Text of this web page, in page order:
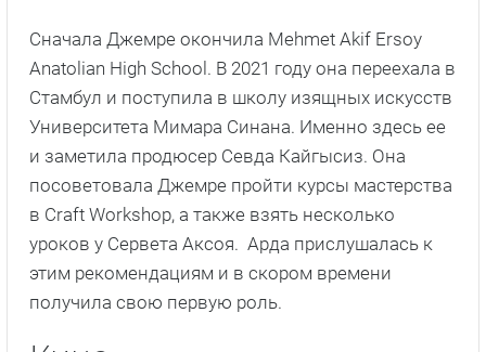
Сначала Джемре окончила Mehmet Akif Ersoy
Anatolian High School. В 2021 году она переехала в
Стамбул и поступила в школу изящных искусств
Университета Мимара Синана. Именно здесь ее
и заметила продюсер Севда Кайгысиз. Она
посоветовала Джемре пройти курсы мастерства
в Craft Workshop, а также взять несколько
уроков у Сервета Аксоя. Арда прислушалась к
этим рекомендациям и в скором времени
получила свою первую роль.